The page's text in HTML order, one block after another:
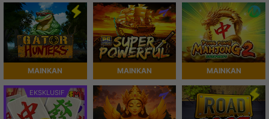
MAINKAN MAINKAN MAINKAN
EKSKLUSIF